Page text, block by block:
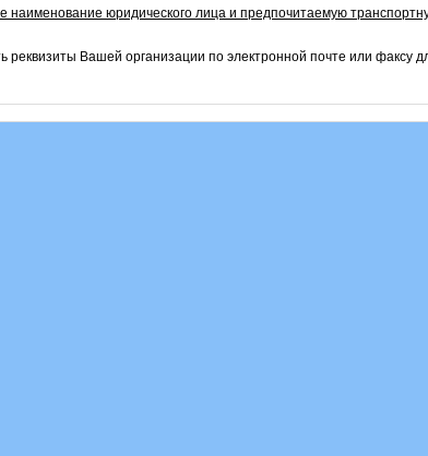
наименование юридического лица и предпочитаемую
реквизиты Вашей организации по электронной почте или факсу